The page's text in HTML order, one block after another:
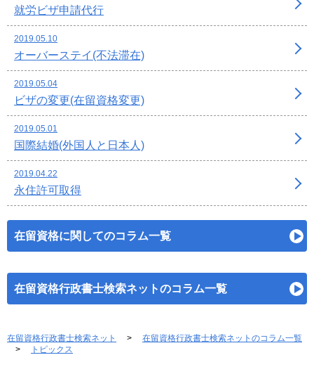
就労ビザ申請代行
2019.05.10
オーバーステイ(不法滞在)
2019.05.04
ビザの変更(在留資格変更)
2019.05.01
国際結婚(外国人と日本人)
2019.04.22
永住許可取得
在留資格に関してのコラム一覧
在留資格行政書士検索ネットのコラム一覧
在留資格行政書士検索ネット
在留資格行政書士検索ネットのコラム一覧
トピックス